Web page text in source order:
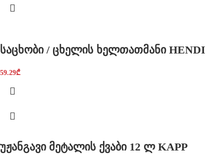
საცხობი / ცხელის ხელთათმანი HENDI
59.29₾
უჟანგავი მეტალის ქვაბი 12 ლ KAPP